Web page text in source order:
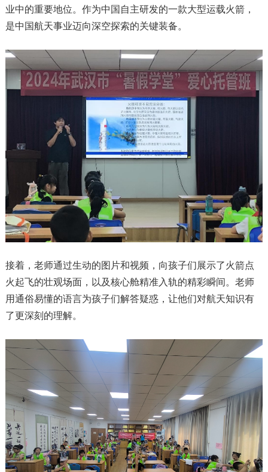
业中的重要地位。作为中国自主研发的一款大型运载火箭，
是中国航天事业迈向深空探索的关键装备。
接着，老师通过生动的图片和视频，向孩子们展示了火箭点
火起飞的壮观场面，以及核心舱精准入轨的精彩瞬间。老师
用通俗易懂的语言为孩子们解答疑惑，让他们对航天知识有
了更深刻的理解。